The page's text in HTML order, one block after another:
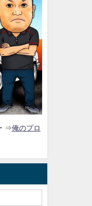
⇒俺のプロ